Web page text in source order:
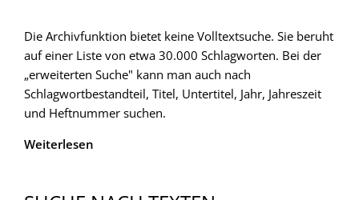
Die Archivfunktion bietet keine Volltextsuche. Sie beruht
auf einer Liste von etwa 30.000 Schlagworten. Bei der
„erweiterten Suche" kann man auch nach
Schlagwortbestandteil, Titel, Untertitel, Jahr, Jahreszeit
und Heftnummer suchen.
Weiterlesen